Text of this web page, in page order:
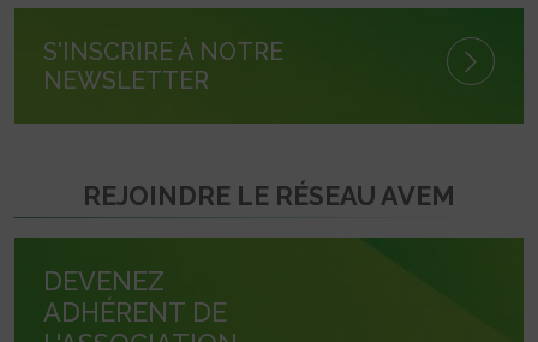
S'INSCRIRE À NOTRE
NEWSLETTER
REJOINDRE LE RÉSEAU AVEM
DEVENEZ
ADHÉRENT DE